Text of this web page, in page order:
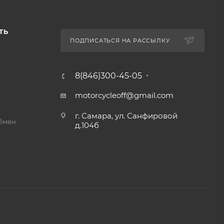
ПОДПИСАТЬСЯ НА РАССЫЛКУ
8(846)300-45-05
motorcycleoff@gmail.com
г. Самара, ул. Санфировой
д.104б